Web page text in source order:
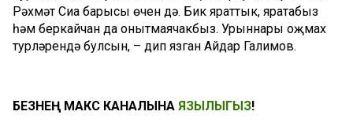
Рәхмәт Сиңа барысы өчен дә. Бик яраттык, яратабыз
һәм беркайчан да онытмаячакбыз. Урыннарың оҗмах
турләрендә булсын, – дип язган Айдар Галимов.
БЕЗНЕҢ МАКС КАНАЛЫНА ЯЗЫЛЫГЫЗ!